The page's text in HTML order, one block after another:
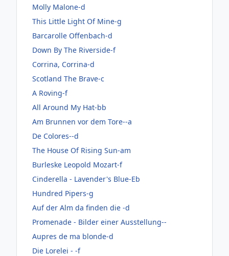
Molly Malone-d
This Little Light Of Mine-g
Barcarolle Offenbach-d
Down By The Riverside-f
Corrina, Corrina-d
Scotland The Brave-c
A Roving-f
All Around My Hat-bb
Am Brunnen vor dem Tore--a
De Colores--d
The House Of Rising Sun-am
Burleske Leopold Mozart-f
Cinderella - Lavender's Blue-Eb
Hundred Pipers-g
Auf der Alm da finden die -d
Promenade - Bilder einer Ausstellung--
Aupres de ma blonde-d
Die Lorelei - -f